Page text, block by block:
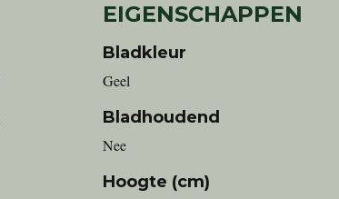
EIGENSCHAPPEN
Bladkleur
Geel
Bladhoudend
Nee
Hoogte (cm)